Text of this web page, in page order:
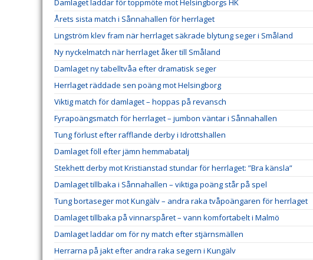
Damlaget laddar för toppmöte mot Helsingborgs HK
Årets sista match i Sånnahallen för herrlaget
Lingström klev fram när herrlaget säkrade blytung seger i Småland
Ny nyckelmatch när herrlaget åker till Småland
Damlaget ny tabelltvåa efter dramatisk seger
Herrlaget räddade sen poäng mot Helsingborg
Viktig match för damlaget – hoppas på revansch
Fyrapoängsmatch för herrlaget – jumbon väntar i Sånnahallen
Tung förlust efter rafflande derby i Idrottshallen
Damlaget föll efter jämn hemmabatalj
Stekhett derby mot Kristianstad stundar för herrlaget: ”Bra känsla”
Damlaget tillbaka i Sånnahallen – viktiga poäng står på spel
Tung bortaseger mot Kungälv – andra raka tvåpoängaren för herrlaget
Damlaget tillbaka på vinnarspåret – vann komfortabelt i Malmö
Damlaget laddar om för ny match efter stjärnsmällen
Herrarna på jakt efter andra raka segern i Kungälv